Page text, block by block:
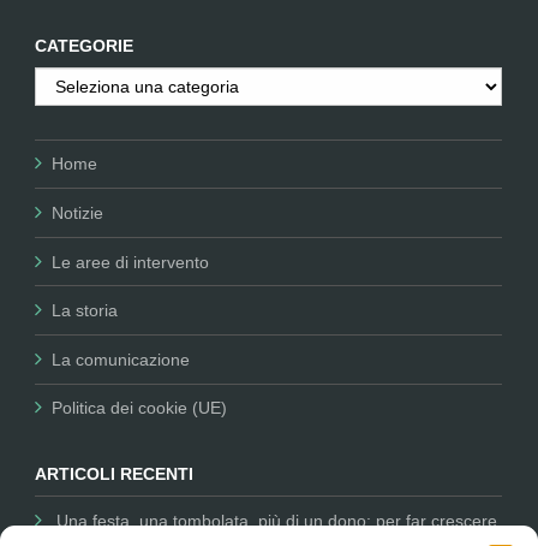
CATEGORIE
Categorie
Home
Notizie
Le aree di intervento
La storia
La comunicazione
Politica dei cookie (UE)
ARTICOLI RECENTI
Una festa, una tombolata, più di un dono: per far crescere